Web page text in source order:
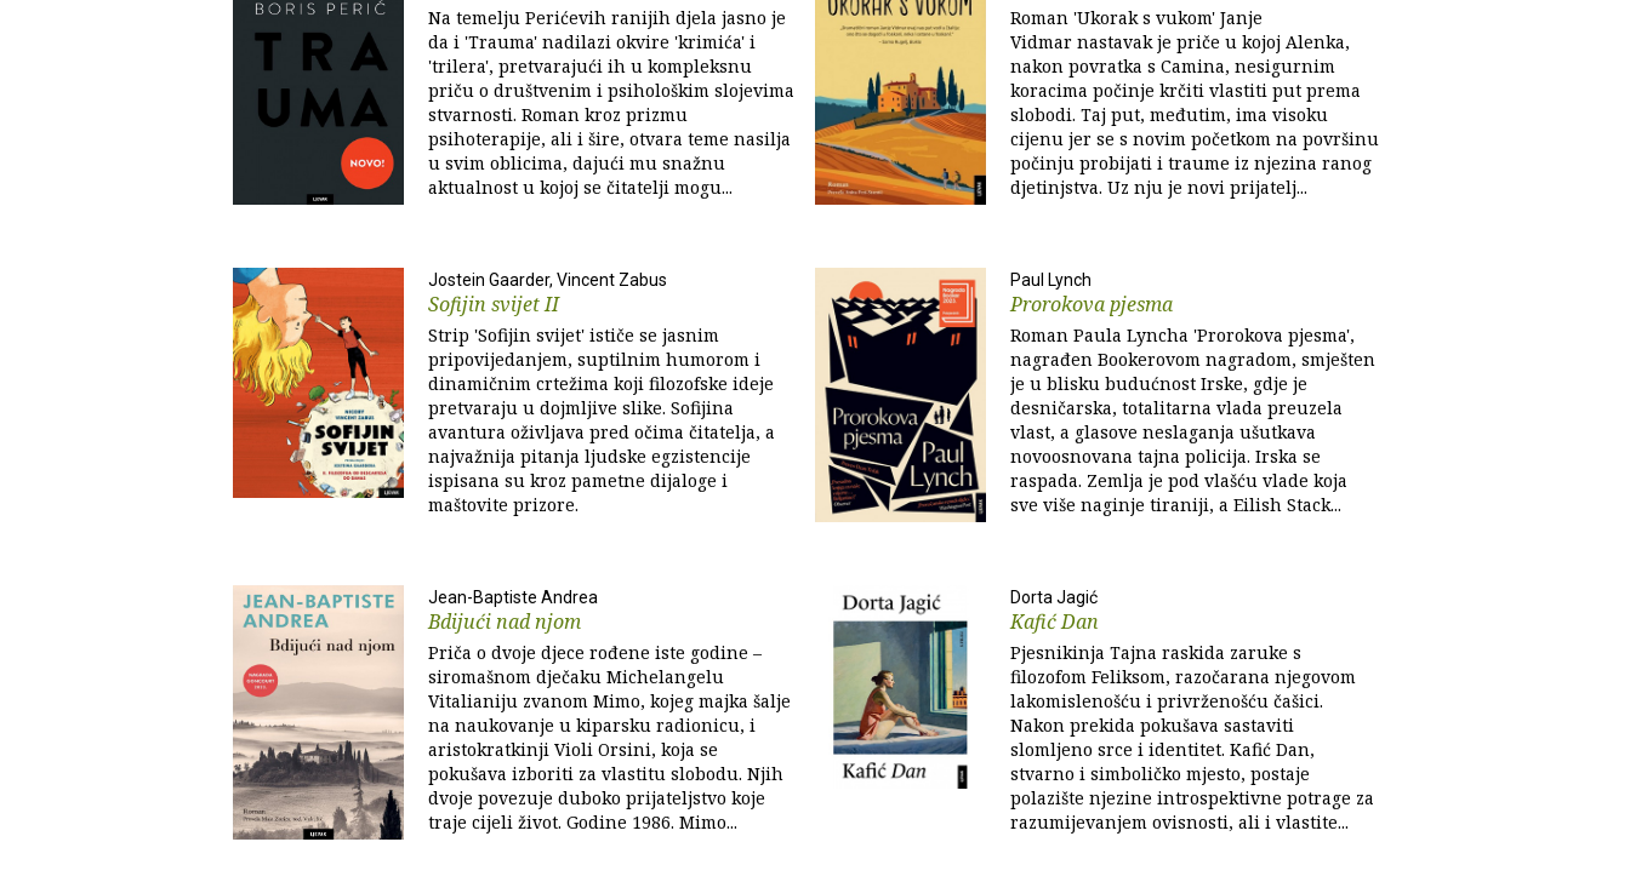
Na temelju Perićevih ranijih djela jasno je
da i 'Trauma' nadilazi okvire 'krimića' i
'trilera', pretvarajući ih u kompleksnu
priču o društvenim i psihološkim slojevima
stvarnosti. Roman kroz prizmu
psihoterapije, ali i šire, otvara teme nasilja
u svim oblicima, dajući mu snažnu
aktualnost u kojoj se čitatelji mogu...
Roman 'Ukorak s vukom' Janje
Vidmar nastavak je priče u kojoj Alenka,
nakon povratka s Camina, nesigurnim
koracima počinje krčiti vlastiti put prema
slobodi. Taj put, međutim, ima visoku
cijenu jer se s novim početkom na površinu
počinju probijati i traume iz njezina ranog
djetinjstva. Uz nju je novi prijatelj...
Jostein Gaarder, Vincent Zabus
Sofijin svijet II
Strip 'Sofijin svijet' ističe se jasnim
pripovijedanjem, suptilnim humorom i
dinamičnim crtežima koji filozofske ideje
pretvaraju u dojmljive slike. Sofijina
avantura oživljava pred očima čitatelja, a
najvažnija pitanja ljudske egzistencije
ispisana su kroz pametne dijaloge i
maštovite prizore.
Paul Lynch
Prorokova pjesma
Roman Paula Lyncha 'Prorokova pjesma',
nagrađen Bookerovom nagradom, smješten
je u blisku budućnost Irske, gdje je
desničarska, totalitarna vlada preuzela
vlast, a glasove neslaganja ušutkava
novoosnovana tajna policija. Irska se
raspada. Zemlja je pod vlašću vlade koja
sve više naginje tiraniji, a Eilish Stack...
Jean-Baptiste Andrea
Bdijući nad njom
Priča o dvoje djece rođene iste godine –
siromašnom dječaku Michelangelu
Vitalianiju zvanom Mimo, kojeg majka šalje
na naukovanje u kiparsku radionicu, i
aristokratkinji Violi Orsini, koja se
pokušava izboriti za vlastitu slobodu. Njih
dvoje povezuje duboko prijateljstvo koje
traje cijeli život. Godine 1986. Mimo...
Dorta Jagić
Kafić Dan
Pjesnikinja Tajna raskida zaruke s
filozofom Feliksom, razočarana njegovom
lakomislenošću i privrženošću čašici.
Nakon prekida pokušava sastaviti
slomljeno srce i identitet. Kafić Dan,
stvarno i simboličko mjesto, postaje
polazište njezine introspektivne potrage za
razumijevanjem ovisnosti, ali i vlastite...